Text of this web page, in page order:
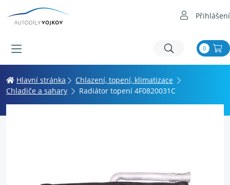
Přihlášení
0
Hlavní stránka
Chlazení, topení, klimatizace
Chladiče a sahary
Radiátor topení 4F0820031C